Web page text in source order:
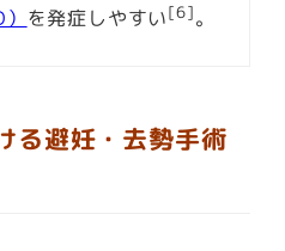
を発症しやすい[6]。
る避妊・去勢手術